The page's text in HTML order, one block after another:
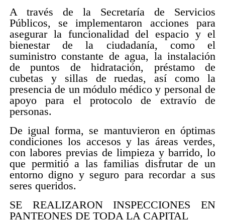
A través de la Secretaría de Servicios
Públicos, se implementaron acciones para
asegurar la funcionalidad del espacio y el
bienestar de la ciudadanía, como el
suministro constante de agua, la instalación
de puntos de hidratación, préstamo de
cubetas y sillas de ruedas, así como la
presencia de un módulo médico y personal de
apoyo para el protocolo de extravío de
personas.
De igual forma, se mantuvieron en óptimas
condiciones los accesos y las áreas verdes,
con labores previas de limpieza y barrido, lo
que permitió a las familias disfrutar de un
entorno digno y seguro para recordar a sus
seres queridos.
SE REALIZARON INSPECCIONES EN
PANTEONES DE TODA LA CAPITAL